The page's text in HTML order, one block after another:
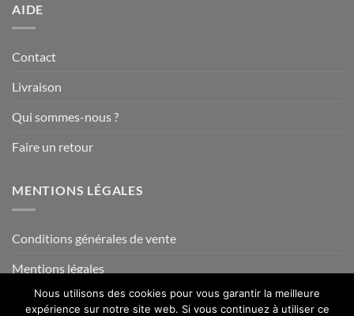
AIDE
Contact
Livraison
Qui sommes-nous ?
Faire un retour
MENTIONS LÉGALES
Conditions générales de vente
Mentions légales
Nous utilisons des cookies pour vous garantir la meilleure
expérience sur notre site web. Si vous continuez à utiliser ce